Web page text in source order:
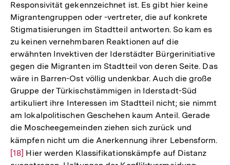
Responsivität gekennzeichnet ist. Es gibt hier keine
Migrantengruppen oder -vertreter, die auf konkrete
Stigmatisierungen im Stadtteil antworten. So kam es
zu keinen vernehmbaren Reaktionen auf die
erwähnten Invektiven der Iderstädter Bürgerinitiative
gegen die Migranten im Stadtteil von deren Seite. Das
wäre in Barren-Ost völlig undenkbar. Auch die große
Gruppe der Türkischstämmigen in Iderstadt-Süd
artikuliert ihre Interessen im Stadtteil nicht; sie nimmt
am lokalpolitischen Geschehen kaum Anteil. Gerade
die Moscheegemeinden ziehen sich zurück und
kämpfen nicht um die Anerkennung ihrer Lebensform.
[18] Hier werden Klassifikationskämpfe auf DistanzZum